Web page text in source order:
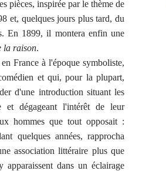
pièces, inspirée par le thème de
et, quelques jours plus tard, du
En 1899, il montera enfin une
la raison.
France à l'époque symboliste,
et qui, pour la plupart,
d'une introduction situant les
et dégageant l'intérêt de leur
hommes que tout opposait :
quelques années, rapprocha
association littéraire plus que
dans un éclairage